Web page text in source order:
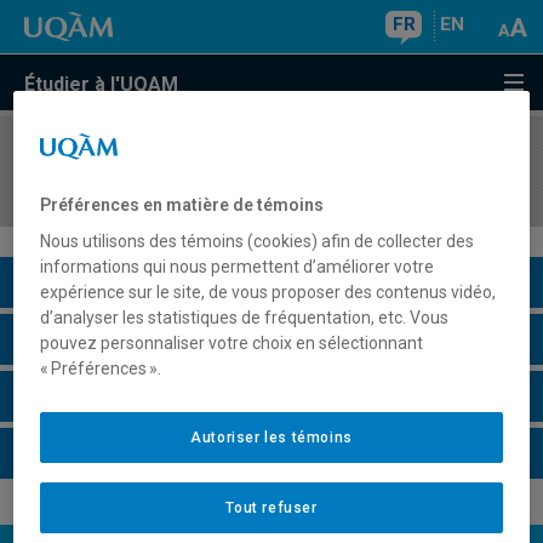
FR EN
Étudier à l'UQAM
COURS//
Description du cours
Horaire - Été 2026
Préférences en matière de témoins
Nous utilisons des témoins (cookies) afin de collecter des
informations qui nous permettent d’améliorer votre
expérience sur le site, de vous proposer des contenus vidéo,
d’analyser les statistiques de fréquentation, etc. Vous
pouvez personnaliser votre choix en sélectionnant
« Préférences ».
Tout refuser
Autoriser les témoins